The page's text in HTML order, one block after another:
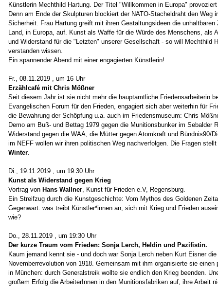
Künstlerin Mechthild Hartung. Der Titel "Willkommen in Europa"
Denn am Ende der Skulpturen blockiert der NATO-Stacheldraht den Weg
Sicherheit. Frau Hartung greift mit ihren Gestaltungsideen die unhaltbaren
Land, in Europa, auf. Kunst als Waffe für die Würde des Menschens, als
und Widerstand für die "Letzten" unserer Gesellschaft - so will Mechthild
verstanden wissen.
Ein spannender Abend mit einer engagierten Künstlerin!
Fr., 08.11.2019 , um 16 Uhr
Erzählcafé mit Chris Mößner
Seit diesem Jahr ist sie nicht mehr die hauptamtliche Friedensarbeiterin
Evangelischen Forum für den Frieden, engagiert sich aber weiterhin für
die Bewahrung der Schöpfung u.a. auch im Friedensmuseum: Chris
Demo am Buß- und Bettag 1979 gegen die Munitionsbunker im Sebalder
Widerstand gegen die WAA, die Mütter gegen Atomkraft und Bündnis90/
im NEFF wollen wir ihren politischen Weg nachverfolgen. Die Fragen
Winter.
Di., 19.11.2019 , um 19:30 Uhr
Kunst als Widerstand gegen Krieg
Vortrag von Hans Wallner, Kunst für Frieden e.V, Regensburg.
Ein Streifzug durch die Kunstgeschichte: Vom Mythos des Goldenen
Gegenwart: was treibt Künstler*innen an, sich mit Krieg und Frieden
wie?
Do., 28.11.2019 , um 19:30 Uhr
Der kurze Traum vom Frieden: Sonja Lerch, Heldin und Pazifistin.
Kaum jemand kennt sie - und doch war Sonja Lerch neben Kurt Eisner
Novemberrevolution von 1918. Gemeinsam mit ihm organisierte sie
in München: durch Generalstreik wollte sie endlich den Krieg beenden.
großem Erfolg die ArbeiterInnen in den Munitionsfabriken auf, ihre Arbeit